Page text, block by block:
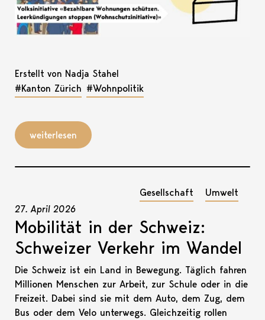
Erstellt von Nadja Stahel
#Kanton Zürich #Wohnpolitik
weiterlesen
Gesellschaft Umwelt
27. April 2026
Mobilität in der Schweiz:
Schweizer Verkehr im Wandel
Die Schweiz ist ein Land in Bewegung. Täglich fahren
Millionen Menschen zur Arbeit, zur Schule oder in die
Freizeit. Dabei sind sie mit dem Auto, dem Zug, dem
Bus oder dem Velo unterwegs. Gleichzeitig rollen